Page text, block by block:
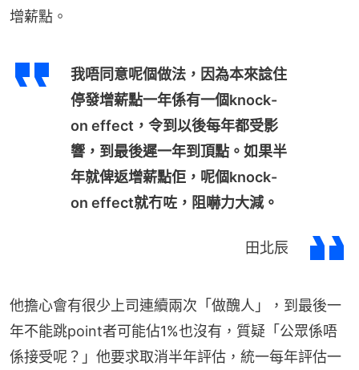
增薪點。
我唔同意呢個做法，因為本來諗住
停發增薪點一年係有一個knock-
on effect，令到以後每年都受影
響，到最後遲一年到頂點。如果半
年就俾返增薪點佢，呢個knock-
on effect就冇咗，阻嚇力大減。
田北辰
他擔心會有很少上司連續兩次「做醜人」，到最後一
年不能跳point者可能佔1%也沒有，質疑「公眾係唔
係接受呢？」他要求取消半年評估，統一每年評估一